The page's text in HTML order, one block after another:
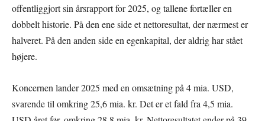
offentliggjort sin årsrapport for 2025, og tallene fortæller en
dobbelt historie. På den ene side et nettoresultat, der nærmest er
halveret. På den anden side en egenkapital, der aldrig har stået
højere.
Koncernen lander 2025 med en omsætning på 4 mia. USD,
svarende til omkring 25,6 mia. kr. Det er et fald fra 4,5 mia.